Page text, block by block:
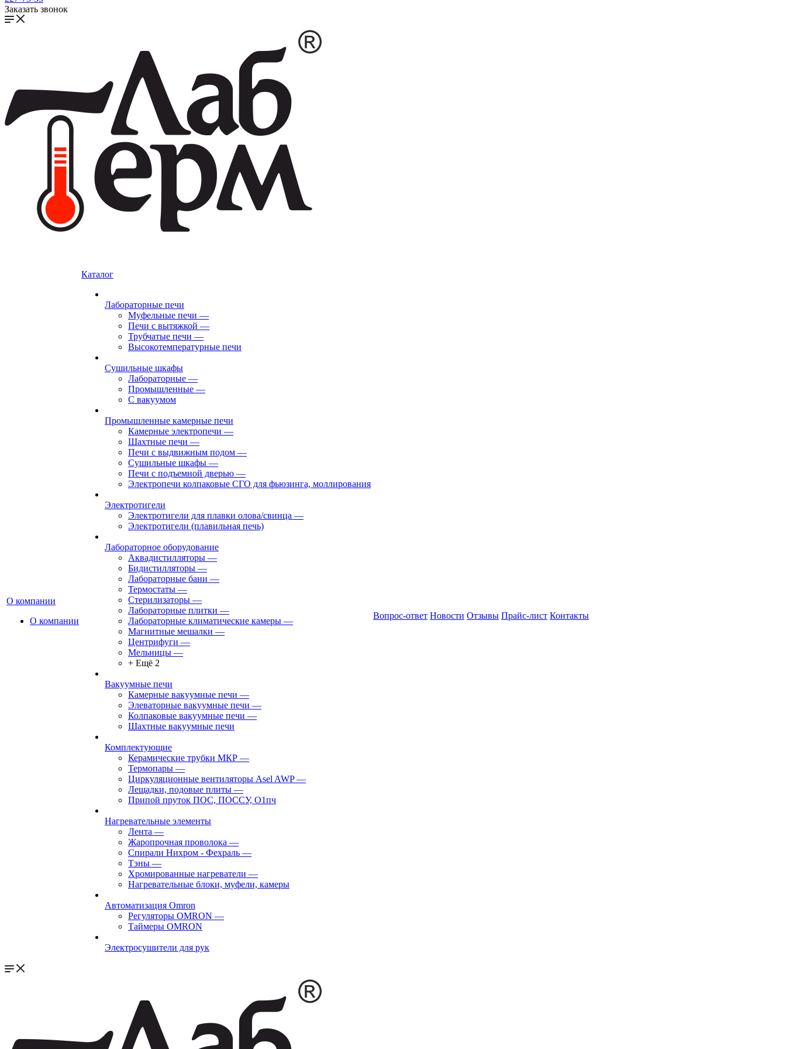
Заказать звонок
О компании
О компании
Каталог
Лабораторные печи
Муфельные печи —
Печи с вытяжкой —
Трубчатые печи —
Высокотемпературные печи
Сушильные шкафы
Лабораторные —
Промышленные —
С вакуумом
Промышленные камерные печи
Камерные электропечи —
Шахтные печи —
Печи с выдвижным подом —
Сушильные шкафы —
Печи с подъемной дверью —
Электропечи колпаковые СГО для фьюзинга, моллирования
Электротигели
Электротигели для плавки олова/свинца —
Электротигели (плавильная печь)
Лабораторное оборудование
Аквадистилляторы —
Бидистилляторы —
Лабораторные бани —
Термостаты —
Стерилизаторы —
Лабораторные плитки —
Лабораторные климатические камеры —
Магнитные мешалки —
Центрифуги —
Мельницы —
+ Ещё 2
Вакуумные печи
Камерные вакуумные печи —
Элеваторные вакуумные печи —
Колпаковые вакуумные печи —
Шахтные вакуумные печи
Комплектующие
Керамические трубки МКР —
Термопары —
Циркуляционные вентиляторы Asel AWP—
Лещадки, подовые плиты —
Припой пруток ПОС, ПОССУ, О1пч
Нагревательные элементы
Лента —
Жаропрочная проволока —
Спирали Нихром - Фехраль —
Тэны —
Хромированные нагреватели —
Нагревательные блоки, муфели, камеры
Автоматизация Omron
Регуляторы OMRON —
Таймеры OMRON
Электросушители для рук
Вопрос-ответ Новости Отзывы Прайс-лист Контакты